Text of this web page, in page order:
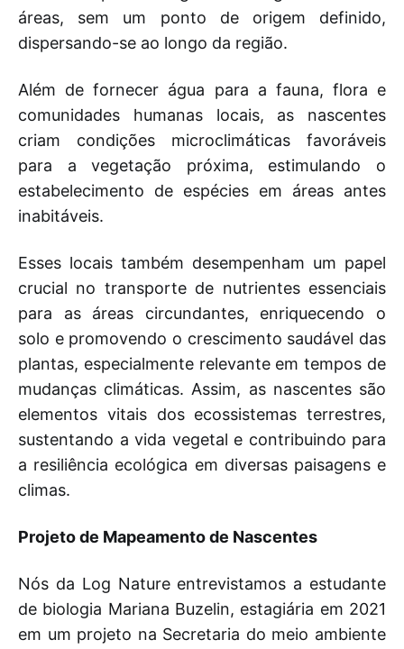
áreas, sem um ponto de origem definido,
dispersando-se ao longo da região.
Além de fornecer água para a fauna, flora e
comunidades humanas locais, as nascentes
criam condições microclimáticas favoráveis
para a vegetação próxima, estimulando o
estabelecimento de espécies em áreas antes
inabitáveis.
Esses locais também desempenham um papel
crucial no transporte de nutrientes essenciais
para as áreas circundantes, enriquecendo o
solo e promovendo o crescimento saudável das
plantas, especialmente relevante em tempos de
mudanças climáticas. Assim, as nascentes são
elementos vitais dos ecossistemas terrestres,
sustentando a vida vegetal e contribuindo para
a resiliência ecológica em diversas paisagens e
climas.
Projeto de Mapeamento de Nascentes
Nós da Log Nature entrevistamos a estudante
de biologia Mariana Buzelin, estagiária em 2021
em um projeto na Secretaria do meio ambiente